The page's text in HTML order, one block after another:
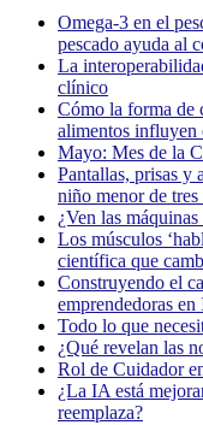
Omega-3 en el
pescado ayuda al
La
clínico
Cómo la forma de
alimentos influyen
Mayo: Mes de la
Pantallas, prisas y
niño menor de tres
¿Ven las
Los músculos
científica que
Construyendo el
emprendedoras en
Todo lo que
¿Qué revelan las
Rol de Cuidador
¿La IA está
reemplaza?